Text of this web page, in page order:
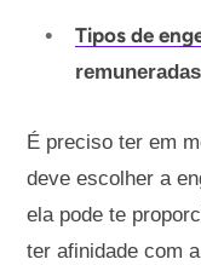
Tipos de
remuneradas
É preciso ter em
deve escolher a
ela pode te
ter afinidade com